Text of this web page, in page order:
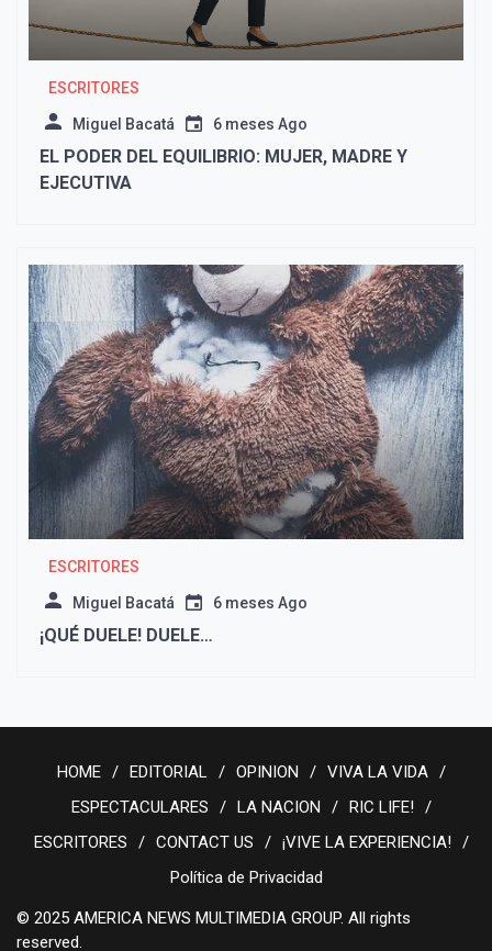
ESCRITORES
Miguel Bacatá 6 meses Ago
EL PODER DEL EQUILIBRIO: MUJER, MADRE Y
EJECUTIVA
ESCRITORES
Miguel Bacatá 6 meses Ago
¡QUÉ DUELE! DUELE…
HOME EDITORIAL OPINION
VIVA LA VIDA
ESPECTACULARES
LA NACION
RIC LIFE!
ESCRITORES
CONTACT US
¡VIVE LA EXPERIENCIA!
Política de Privacidad
© 2025 AMERICA NEWS MULTIMEDIA GROUP. All rights
reserved.